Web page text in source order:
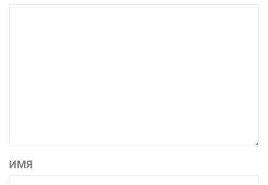
ИМЯ